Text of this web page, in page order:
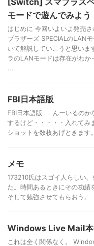
モードで遊んでみよう
はじめに 今回いよいよ発売
ブラザーズ SPECIALのLAN
いて解説していこうと思いま
ラのLANモードは存在がわか
...
FBI日本語版
FBI日本語版 んーいるのか
するけど・・・・・入れてみ
ショットを数枚あげときます。
メモ
173210氏はスゴイ人らしい
た。時間あるときにその功績
そして勉強させてもらおう。
Windows Live Mail
これは全く関係なく。